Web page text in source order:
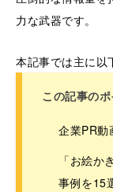
力な武器です。
本記事では主に以
この記事のポ
企業PR動
「お絵
事例を15